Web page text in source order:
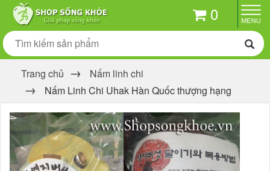
0
Trang chủ
Nấm linh chi
Nấm Linh Chi Uhak Hàn Quốc thượng hạng